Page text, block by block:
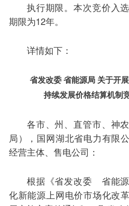
执行期限。本次竞价入
期限为12年。
详情如下：
省发改委 省能源局 关于开
持续发展价格结算机制
各市、州、直管市、神
局），国网湖北省电力有限
经营主体、售电公司：
根据《省发改委 省能
化新能源上网电价市场化改